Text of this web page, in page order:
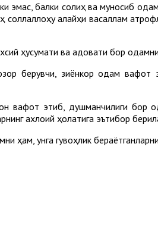
эмас, балки солиҳ ва муносиб
соллаллоҳу алайҳи васаллам
ҳусумати ва адовати бор
берувчи, зиёнкор одам вафот
вафот этиб, душманчилиги бор
ахлоқий ҳолатига эътибор
ҳам, унга гувоҳлик